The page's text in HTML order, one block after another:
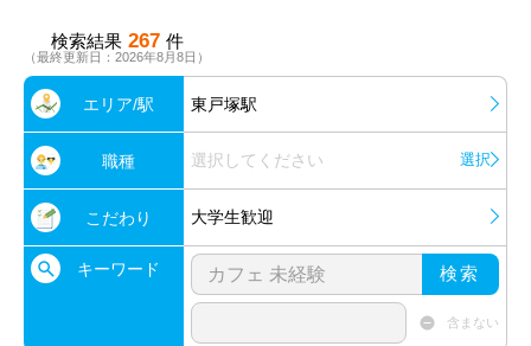
検索結果 267 件
（最終更新日：2026年8月8日）
エリア/駅 東戸塚駅
職種 選択してください 選択
こだわり 大学生歓迎
キーワード 検索
含まない